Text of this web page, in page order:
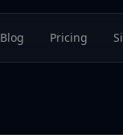
Blog Pricing